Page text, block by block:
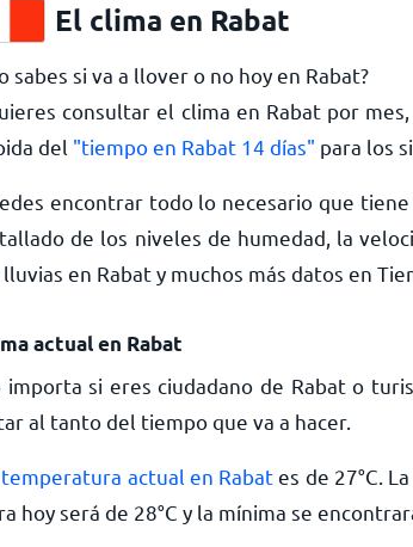
El clima en Rabat
sabes si va a llover o no hoy en Rabat?
consultar el clima en Rabat por
del "tiempo en Rabat 14 días" para los
encontrar todo lo necesario que
de los niveles de humedad, la
en Rabat y muchos más datos en
actual en Rabat
importa si eres ciudadano de Rabat o
al tanto del tiempo que va a hacer.
temperatura actual en Rabates de 27°C .
hoy será de 28°C y la mínima se